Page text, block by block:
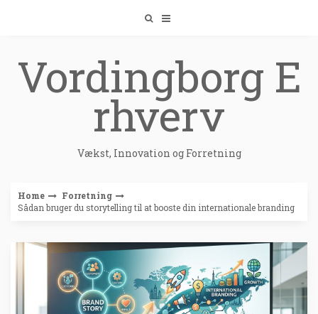
Vordingborg E
rhverv
Vækst, Innovation og Forretning
Home
Forretning
Sådan bruger du storytelling til at booste din internationale branding